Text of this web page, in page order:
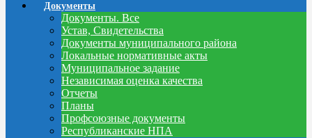
Документы
Документы. Все
Устав, Свидетельства
Документы муниципального района
Локальные нормативные акты
Муниципальное задание
Независимая оценка качества
Отчеты
Планы
Профсоюзные документы
Республиканские НПА